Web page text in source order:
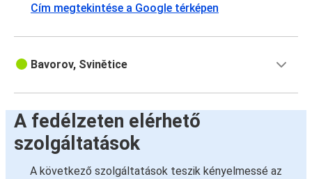
Cím megtekintése a Google térképen
Bavorov, Svinětice
A fedélzeten elérhető
szolgáltatások
A következő szolgáltatások teszik kényelmessé az